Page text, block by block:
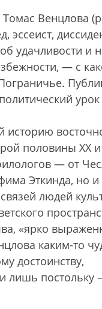
Томас Венцлова
эссеист,
удачливости и
— с
историю
половины XX
— от
Эткинда, но и
людей
«ярко
каким-то
достоинству,
лишь постольку